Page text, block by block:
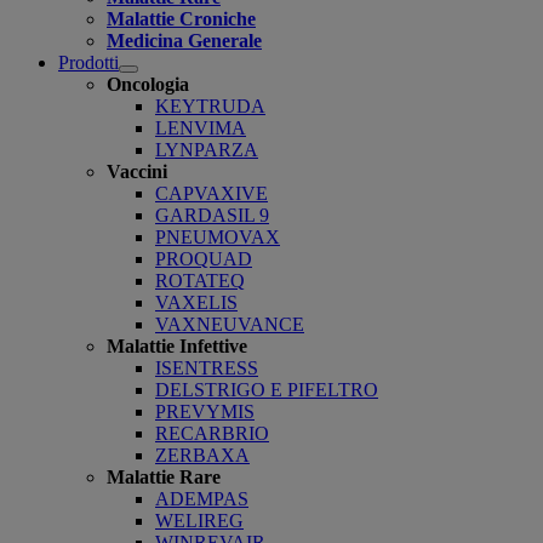
Malattie Croniche
Medicina Generale
Prodotti
Open
submenu
Oncologia
KEYTRUDA
LENVIMA
LYNPARZA
Vaccini
CAPVAXIVE
GARDASIL 9
PNEUMOVAX
PROQUAD
ROTATEQ
VAXELIS
VAXNEUVANCE
Malattie Infettive
ISENTRESS
DELSTRIGO E PIFELTRO
PREVYMIS
RECARBRIO
ZERBAXA
Malattie Rare
ADEMPAS
WELIREG